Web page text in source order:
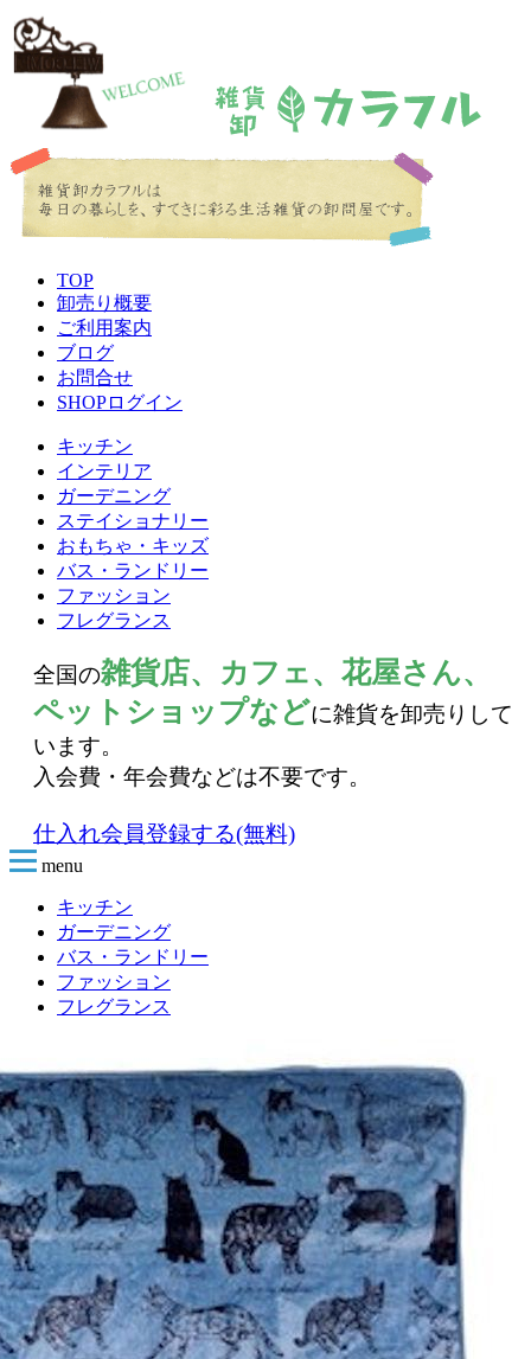
TOP
卸売り概要
ご利用案内
ブログ
お問合せ
SHOPログイン
キッチン
インテリア
ガーデニング
ステイショナリー
おもちゃ・キッズ
バス・ランドリー
ファッション
フレグランス
全国の雑貨店、カフェ、花屋さん、
ペットショップなどに雑貨を卸売りして
います。
入会費・年会費などは不要です。
仕入れ会員登録する(無料)
menu
キッチン
ガーデニング
バス・ランドリー
ファッション
フレグランス